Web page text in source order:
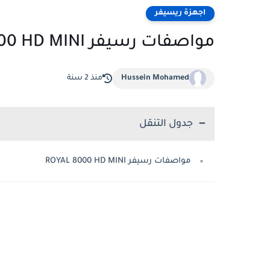
اجهزة ريسيفر
مواصفات رسيفر ROYAL 8000 HD MINI
Hussein Mohamed منذ 2 سنة
جدول التنقل
مواصفات رسيفر ROYAL 8000 HD MINI